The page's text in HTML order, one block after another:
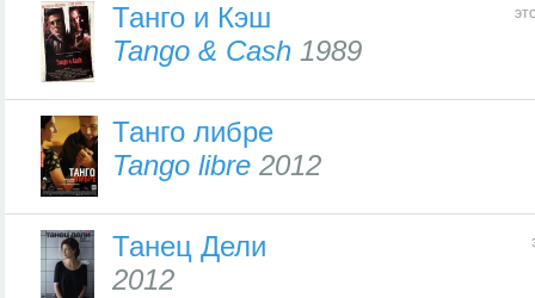
Танго и Кэш
Tango & Cash 1989
Танго либре
Tango libre 2012
Танец Дели
2012